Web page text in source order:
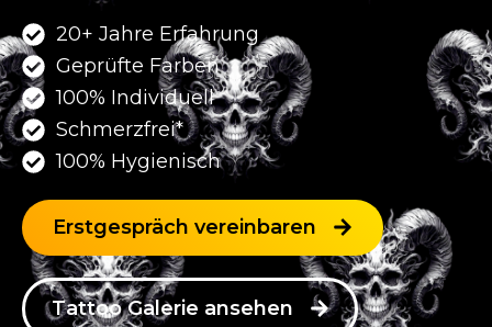
20+ Jahre Erfahrung
Geprüfte Farben
100% Individuell
Schmerzfrei*
100% Hygienisch
Erstgespräch vereinbaren
Tattoo Galerie ansehen